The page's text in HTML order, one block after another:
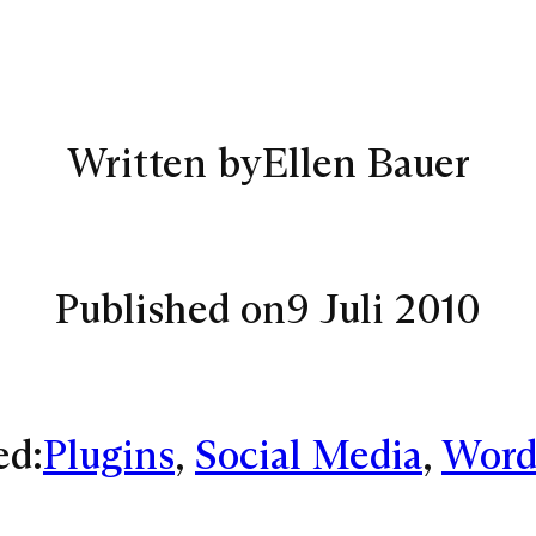
Written byEllen Bauer
Published on9 Juli 2010
Plugins, Social Media,